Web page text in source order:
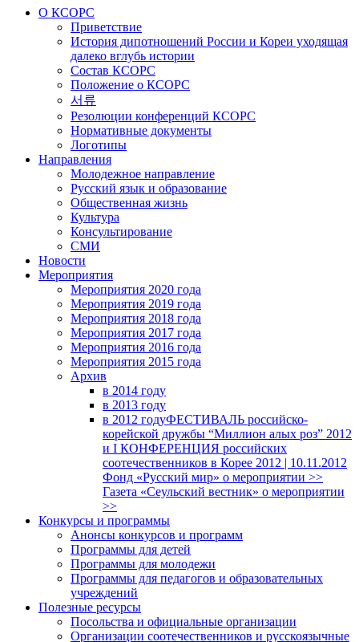
О КСОРС
Приветствие
История дипотношений России и Кореи уходящая
далеко вглубь истории
Состав КСОРС
Положение о КСОРС
서류
Резолюции конференций КСОРС
Нормативные документы
Логотипы
Направления
Молодежное направление
Русский язык и образование
Общественная жизнь
Культура
Консультирование
СМИ
Новости
Мероприятия
Мероприятия 2020 года
Мероприятия 2019 года
Мероприятия 2018 годa
Мероприятия 2017 года
Мероприятия 2016 года
Мероприятия 2015 года
Архив
в 2014 году
в 2013 году
в 2012 годуФЕСТИВАЛЬ российско-
корейской дружбы “Миллион алых роз” 2012
и I КОНФЕРЕНЦИЯ российских
соотечественников в Корее 2012 | 10.11.2012
Фонд «Русский мир» о мероприятии >>
Газета «Сеульский вестник» о мероприятии
>>
Конкурсы и программы
Анонсы конкурсов и программ
Программы для детей
Программы для молодежи
Программы для педагогов и образовательных
учреждений
Полезные ресурсы
Посольства и официальные организации
Организации соотечественников и русскоязычные